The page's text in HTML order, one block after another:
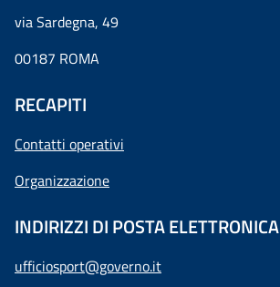
via Sardegna, 49
00187 ROMA
RECAPITI
Contatti operativi
Organizzazione
INDIRIZZI DI POSTA ELETTRONICA
ufficiosport@governo.it